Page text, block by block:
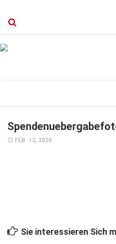
Forschung
FEB. 12, 2026
Sie interessieren Sich